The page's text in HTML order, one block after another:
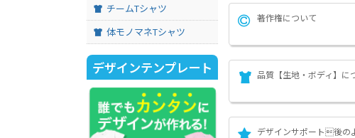
著作権について
品質【生地・ボディ】に
デザインサポート後の
チームTシャツ
体モノマネTシャツ
デザインテンプレート